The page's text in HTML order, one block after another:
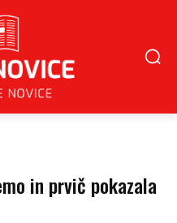
in prvič pokazala